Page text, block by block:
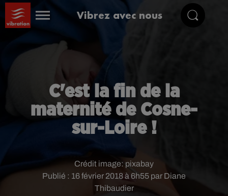
Vibrez avec nous
C'est la fin de la
maternité de Cosne-
sur-Loire !
Publié : 16 février 2018 à 6h55 par Diane
Thibaudier
Crédit image: pixabay